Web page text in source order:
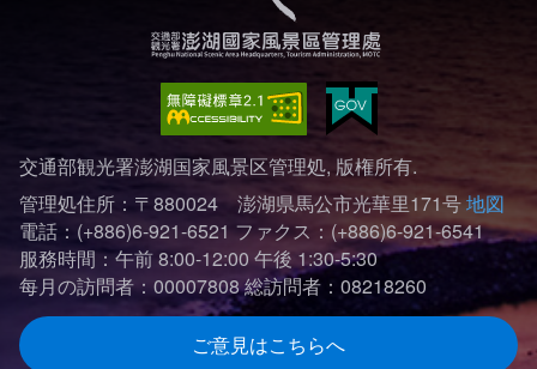
交通部観光署澎湖国家風景区管理処, 版権所有.
管理処住所：〒880024 澎湖県馬公市光華里171号地図
電話：(+886)6-921-6521 ファクス：(+886)6-921-6541
服務時間：午前 8:00-12:00 午後 1:30-5:30
每月の訪問者：00007808総訪問者：08218260
ご意見はこちらへ